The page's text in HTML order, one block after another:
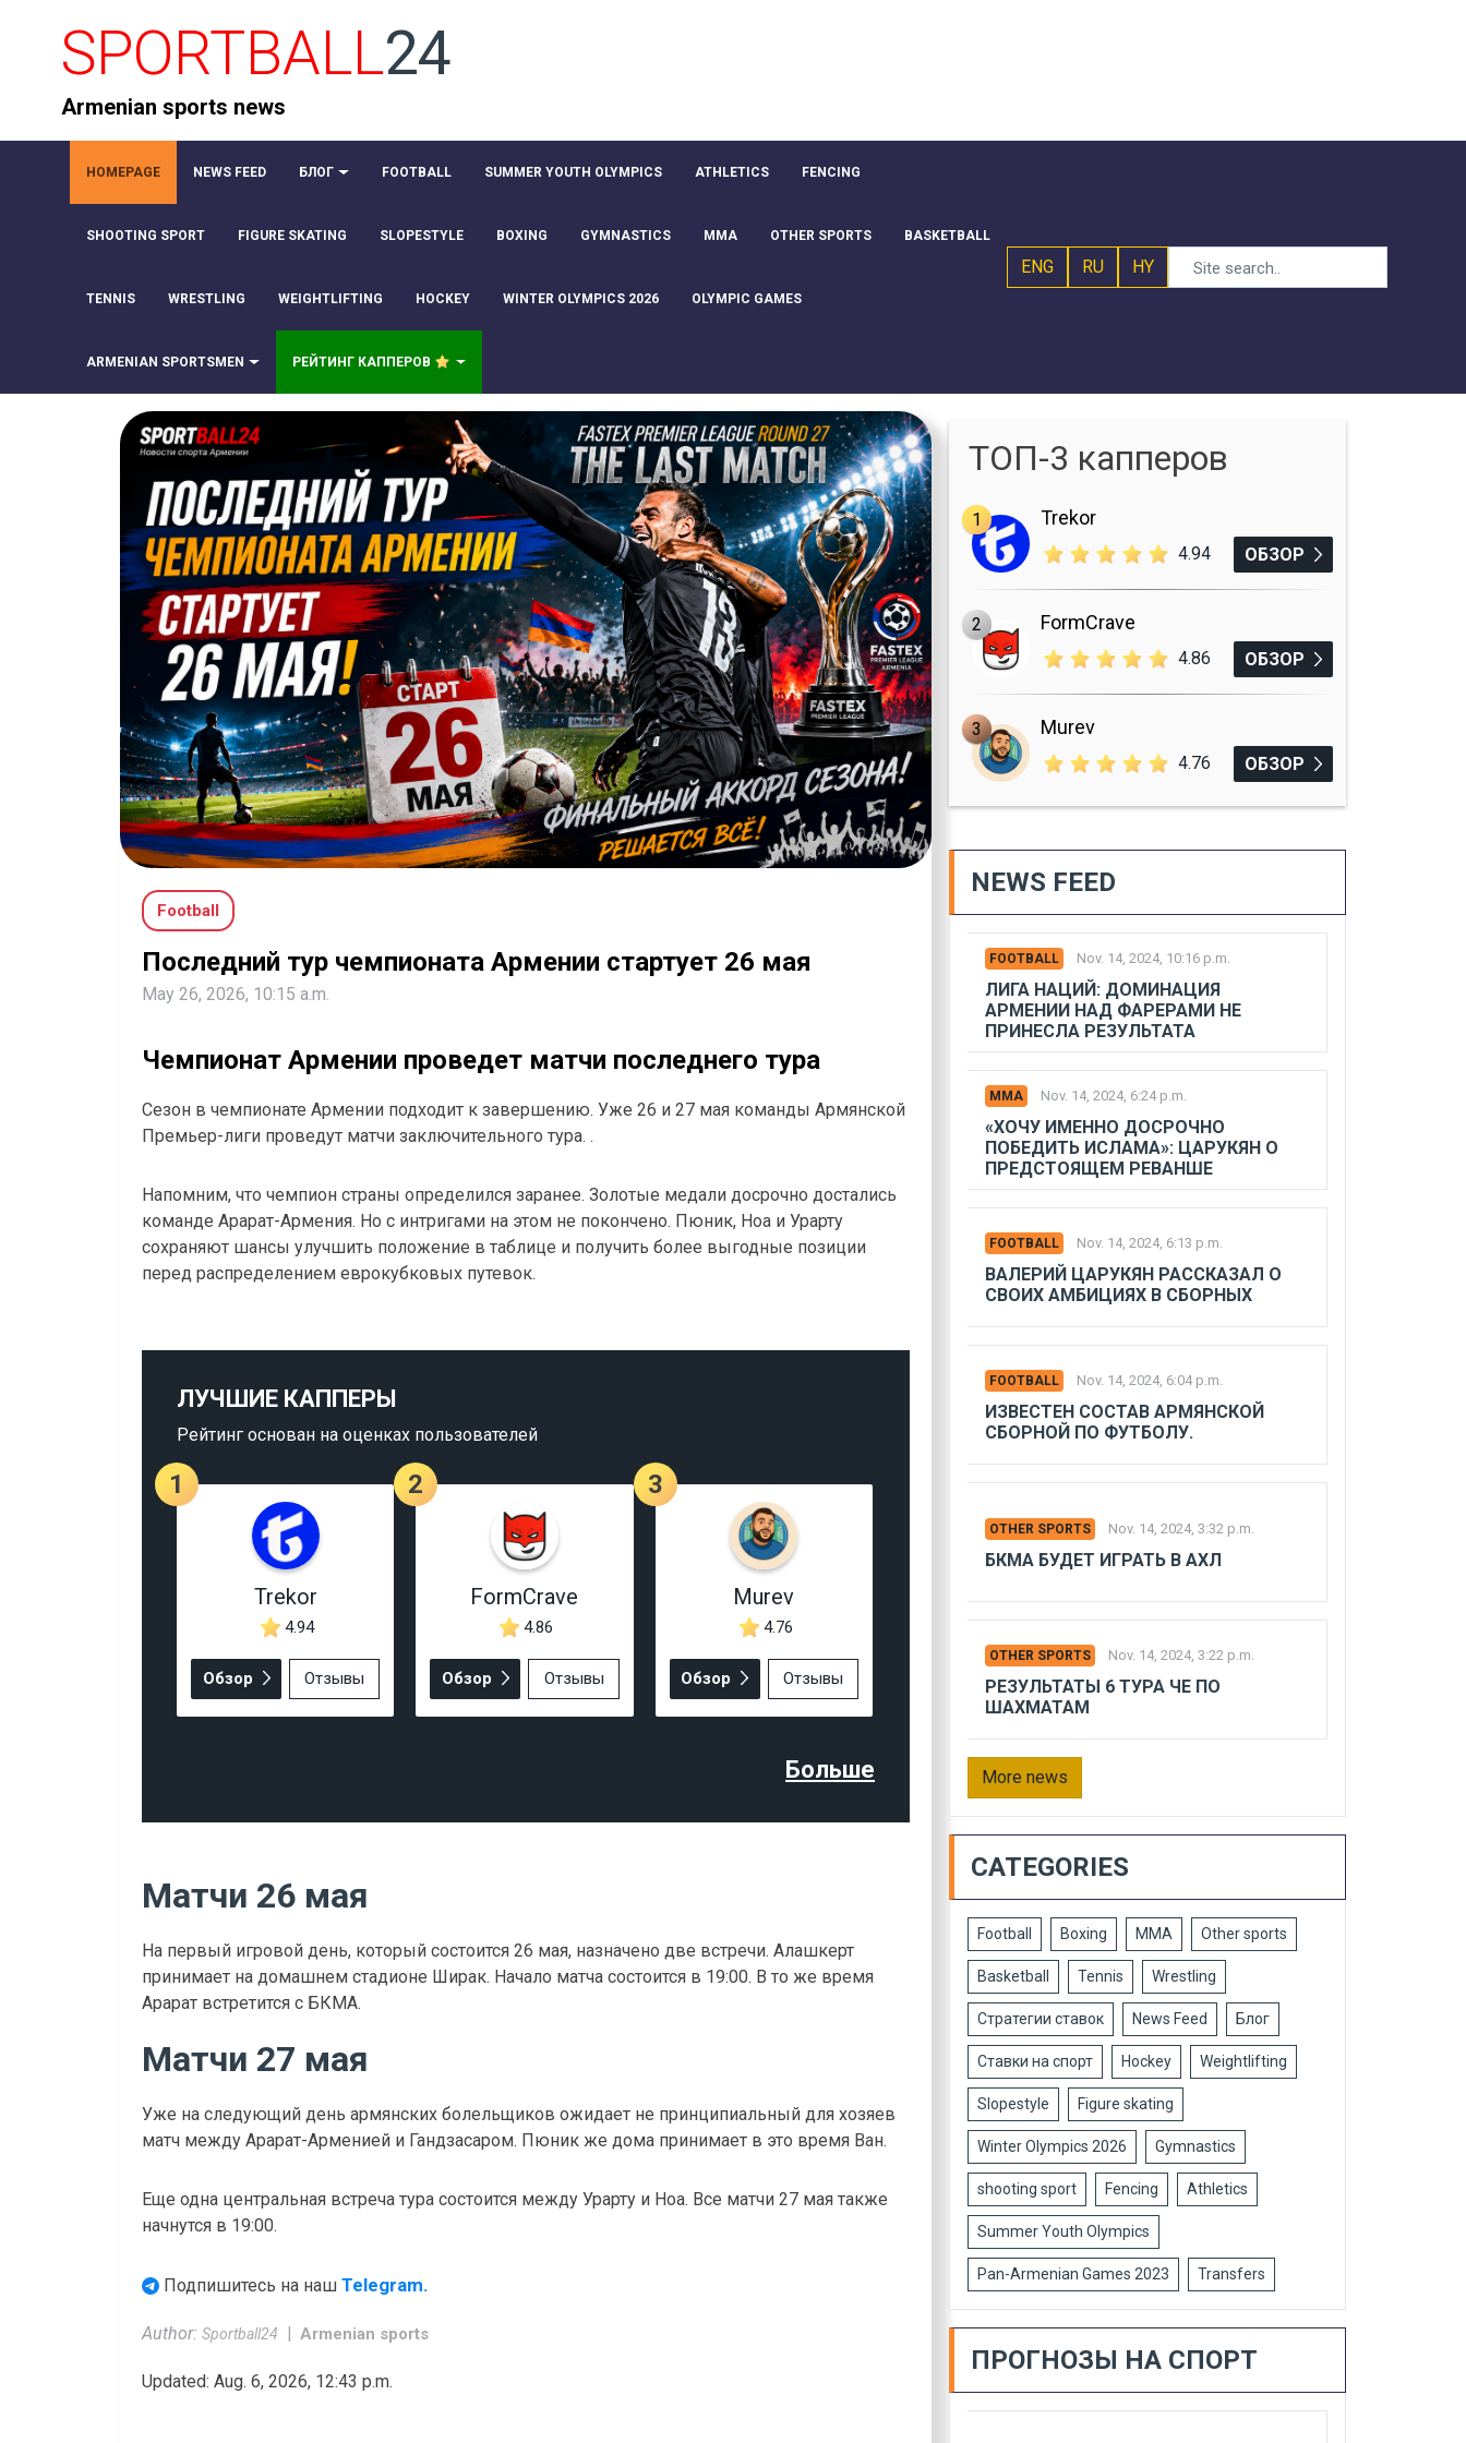
SPORTBALL24
Armenian sports news
HOMEPAGE NEWS FEED БЛОГ FOOTBALL SUMMER YOUTH OLYMPICS ATHLETICS FENCING
SHOOTING SPORT FIGURE SKATING SLOPESTYLE BOXING GYMNASTICS MMA OTHER SPORTS BASKETBALL
TENNIS WRESTLING WEIGHTLIFTING HOCKEY WINTER OLYMPICS 2026 OLYMPIC GAMES
ARMENIAN SPORTSMEN РЕЙТИНГ КАППЕРОВ
ENG RU HY
Football
Последний тур чемпионата Армении стартует 26 мая
May 26, 2026, 10:15 a.m.
Чемпионат Армении проведет матчи последнего тура
Сезон в чемпионате Армении подходит к завершению. Уже 26 и 27 мая команды Армянской
Премьер-лиги проведут матчи заключительного тура. .
Напомним, что чемпион страны определился заранее. Золотые медали досрочно достались
команде Арарат-Армения. Но с интригами на этом не покончено. Пюник, Ноа и Урарту
сохраняют шансы улучшить положение в таблице и получить более выгодные позиции
перед распределением еврокубковых путевок.
ЛУЧШИЕ КАППЕРЫ
Рейтинг основан на оценках пользователей
1
Trekor
4.94
Обзор Отзывы
2
FormCrave
4.86
Обзор Отзывы
3
Murev
4.76
Обзор Отзывы
Больше
Матчи 26 мая
На первый игровой день, который состоится 26 мая, назначено две встречи. Алашкерт
принимает на домашнем стадионе Ширак. Начало матча состоится в 19:00. В то же время
Арарат встретится с БКМА.
Матчи 27 мая
Уже на следующий день армянских болельщиков ожидает не принципиальный для хозяев
матч между Арарат-Арменией и Гандзасаром. Пюник же дома принимает в это время Ван.
Еще одна центральная встреча тура состоится между Урарту и Ноа. Все матчи 27 мая также
начнутся в 19:00.
Подпишитесь на наш Telegram.
Author: Sportball24 Armenian sports
Updated: Aug. 6, 2026, 12:43 p.m.
ТОП-3 капперов
1 Trekor
4.94 ОБЗОР
2 FormCrave
4.86 ОБЗОР
3 Murev
4.76 ОБЗОР
NEWS FEED
FOOTBALL Nov. 14, 2024, 10:16 p.m.
ЛИГА НАЦИЙ: ДОМИНАЦИЯ
АРМЕНИИ НАД ФАРЕРАМИ НЕ
ПРИНЕСЛА РЕЗУЛЬТАТА
MMA Nov. 14, 2024, 6:24 p.m.
«ХОЧУ ИМЕННО ДОСРОЧНО
ПОБЕДИТЬ ИСЛАМА»: ЦАРУКЯН О
ПРЕДСТОЯЩЕМ РЕВАНШЕ
FOOTBALL Nov. 14, 2024, 6:13 p.m.
ВАЛЕРИЙ ЦАРУКЯН РАССКАЗАЛ О
СВОИХ АМБИЦИЯХ В СБОРНЫХ
FOOTBALL Nov. 14, 2024, 6:04 p.m.
ИЗВЕСТЕН СОСТАВ АРМЯНСКОЙ
СБОРНОЙ ПО ФУТБОЛУ.
OTHER SPORTS Nov. 14, 2024, 3:32 p.m.
БКМА БУДЕТ ИГРАТЬ В АХЛ
OTHER SPORTS Nov. 14, 2024, 3:22 p.m.
РЕЗУЛЬТАТЫ 6 ТУРА ЧЕ ПО
ШАХМАТАМ
More news
CATEGORIES
Football Boxing MMA Other sports
Basketball Tennis Wrestling
Стратегии ставок News Feed Блог
Ставки на спорт Hockey Weightlifting
Slopestyle Figure skating
Winter Olympics 2026 Gymnastics
shooting sport Fencing Athletics
Summer Youth Olympics
Pan-Armenian Games 2023 Transfers
ПРОГНОЗЫ НА СПОРТ